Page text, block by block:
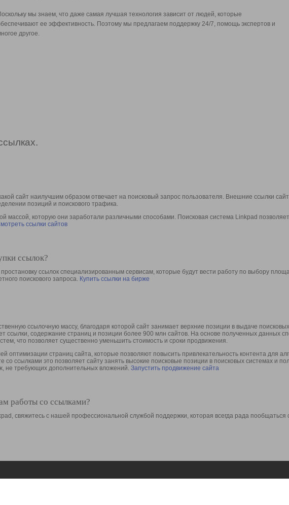
мы знаем, что даже самая лучшая технология зависит от людей, которые
ее эффективность. Поэтому мы предлагаем поддержку 24/7, помощь экспертов и
другое.
сайт наилучшим образом отвечает на поисковый запрос пользователя. Внешние ссылки
позиций и поискового трафика.
которую они заработали различными способами. Поисковая система Linkpad позволяет
ссылки сайтов
ссылок?
ссылок специализированным сервисам, которые будут вести работу по выбору
поискового запроса. Купить ссылки на бирже
ссылочную массу, благодаря которой сайт занимает верхние позиции в выдаче
ссылки, содержание страниц и позиции более 900 млн сайтов. На основе полученных данных
что позволяет существенно уменьшить стоимость и сроки продвижения.
оптимизации страниц сайта, которые позволяют повысить привлекательность контента для
со ссылками это позволяет сайту занять высокие поисковые позиции в поисковых системах и
не требующих дополнительных вложений. Запустить продвижение сайта
работы со ссылками?
свяжитесь с нашей профессиональной службой поддержки, которая всегда рада